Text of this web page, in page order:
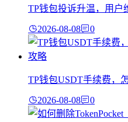
TP钱包投诉升温，用户
2026-08-08 0
TP钱包USDT手续费，
2026-08-08 0